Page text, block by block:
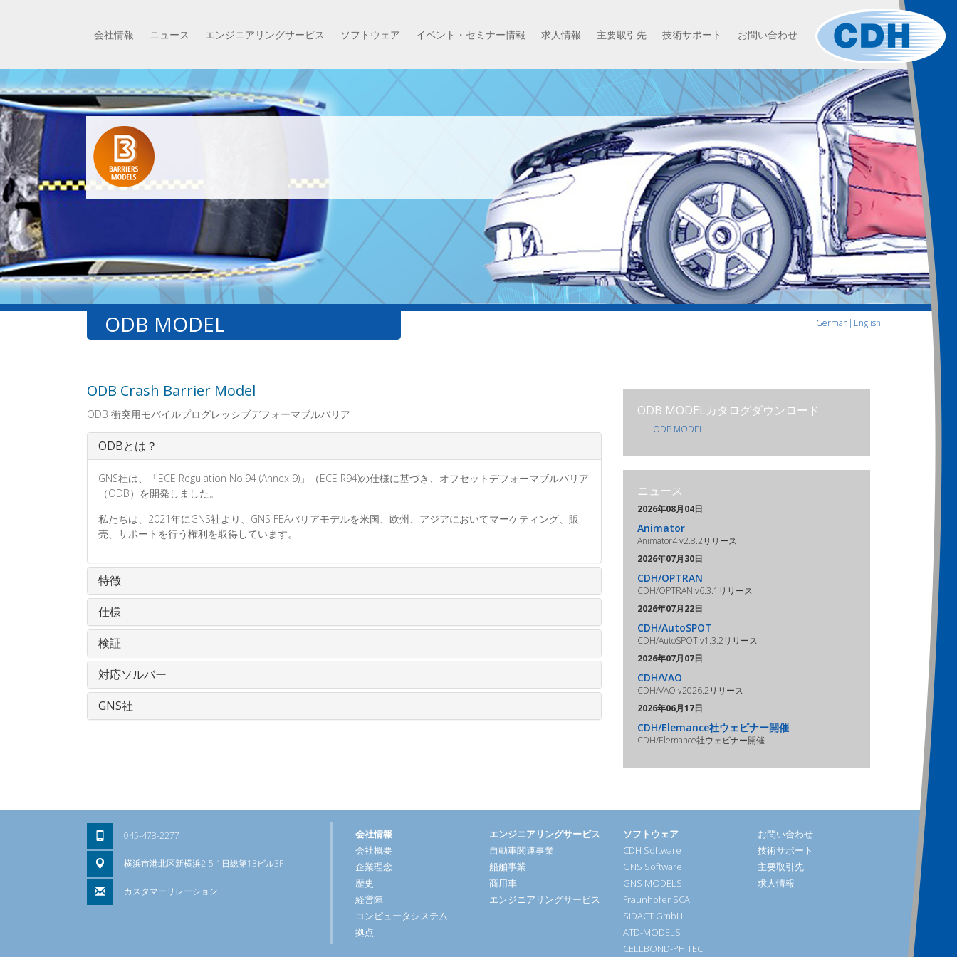
会社情報 ニュース エンジニアリングサービス ソフトウェア イベント・セミナー情報 求人情報 主要取引先 技術サポート お問い合わせ
ODB MODEL German| English
ODB Crash Barrier Model
ODB 衝突用モバイルプログレッシブデフォーマブルバリア
ODBとは？
GNS社は、「ECE Regulation No.94 (Annex 9)」（ECE R94)の仕様に基づき、オフセットデフォーマブルバリア
（ODB）を開発しました。
私たちは、2021年にGNS社より、GNS FEAバリアモデルを米国、欧州、アジアにおいてマーケティング、販
売、サポートを行う権利を取得しています。
特徴
仕様
検証
対応ソルバー
GNS社
ODB MODELカタログダウンロード
ODB MODEL
ニュース
2026年08月04日
Animator
Animator4 v2.8.2リリース
2026年07月30日
CDH/OPTRAN
CDH/OPTRAN v6.3.1リリース
2026年07月22日
CDH/AutoSPOT
CDH/AutoSPOT v1.3.2リリース
2026年07月07日
CDH/VAO
CDH/VAO v2026.2リリース
2026年06月17日
CDH/Elemance社ウェビナー開催
CDH/Elemance社ウェビナー開催
045-478-2277
横浜市港北区新横浜2-5-1日総第13ビル3F
カスタマーリレーション
会社情報
会社概要
企業理念
歴史
経営陣
コンピュータシステム
拠点
エンジニアリングサービス
自動車関連事業
船舶事業
商用車
エンジニアリングサービス
ソフトウェア
CDH Software
GNS Software
GNS MODELS
Fraunhofer SCAI
SIDACT GmbH
ATD-MODELS
CELLBOND-PHITEC
お問い合わせ
技術サポート
主要取引先
求人情報